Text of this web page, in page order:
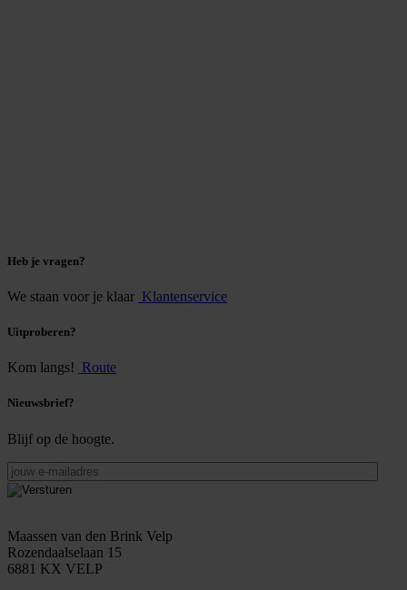
Heb je vragen?
We staan voor je klaar Klantenservice
Uitproberen?
Kom langs! Route
Nieuwsbrief?
Blijf op de hoogte.
jouw
e-
mailadres
Maassen van den Brink Velp
Rozendaalselaan 15
6881 KX VELP